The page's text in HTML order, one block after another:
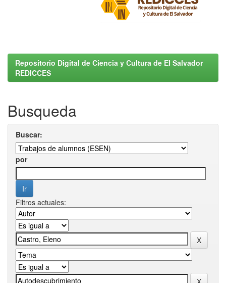
Repositorio Digital de Ciencia y Cultura de El Salvador
REDICCES
Busqueda
Buscar:
por
Filtros actuales: